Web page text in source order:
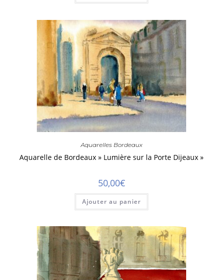
Aquarelles Bordeaux
Aquarelle de Bordeaux » Lumière sur la Porte Dijeaux »
50,00€
Ajouter au panier